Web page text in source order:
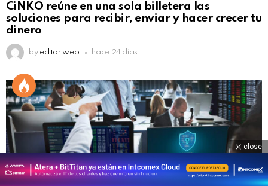
CiNKO reúne en una sola billetera las
soluciones para recibir, enviar y hacer crecer tu
dinero
by editor web hace 24 días
close